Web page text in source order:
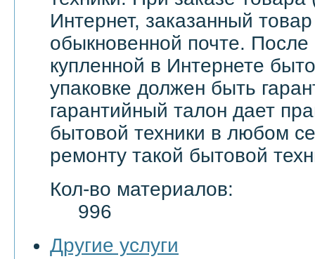
Интернет, заказанный
обыкновенной почте. После
купленной в Интернете
упаковке должен быть
гарантийный талон дает
бытовой техники в любом
ремонту такой бытовой
Кол-во материалов:
996
Другие услуги